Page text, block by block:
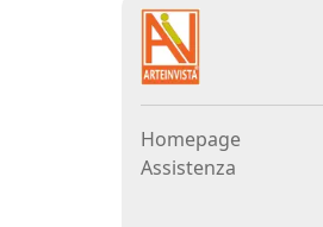
Cecconello
Marco
CianiHomepage
Assistenza